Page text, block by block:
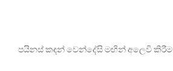
පයිනස් කඳන් වෙන්දේසි මඟින් අලෙවි කිරීම